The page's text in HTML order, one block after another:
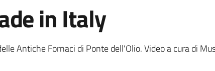
in Italy
Antiche Fornaci di Ponte dell'Olio. Video a cura di